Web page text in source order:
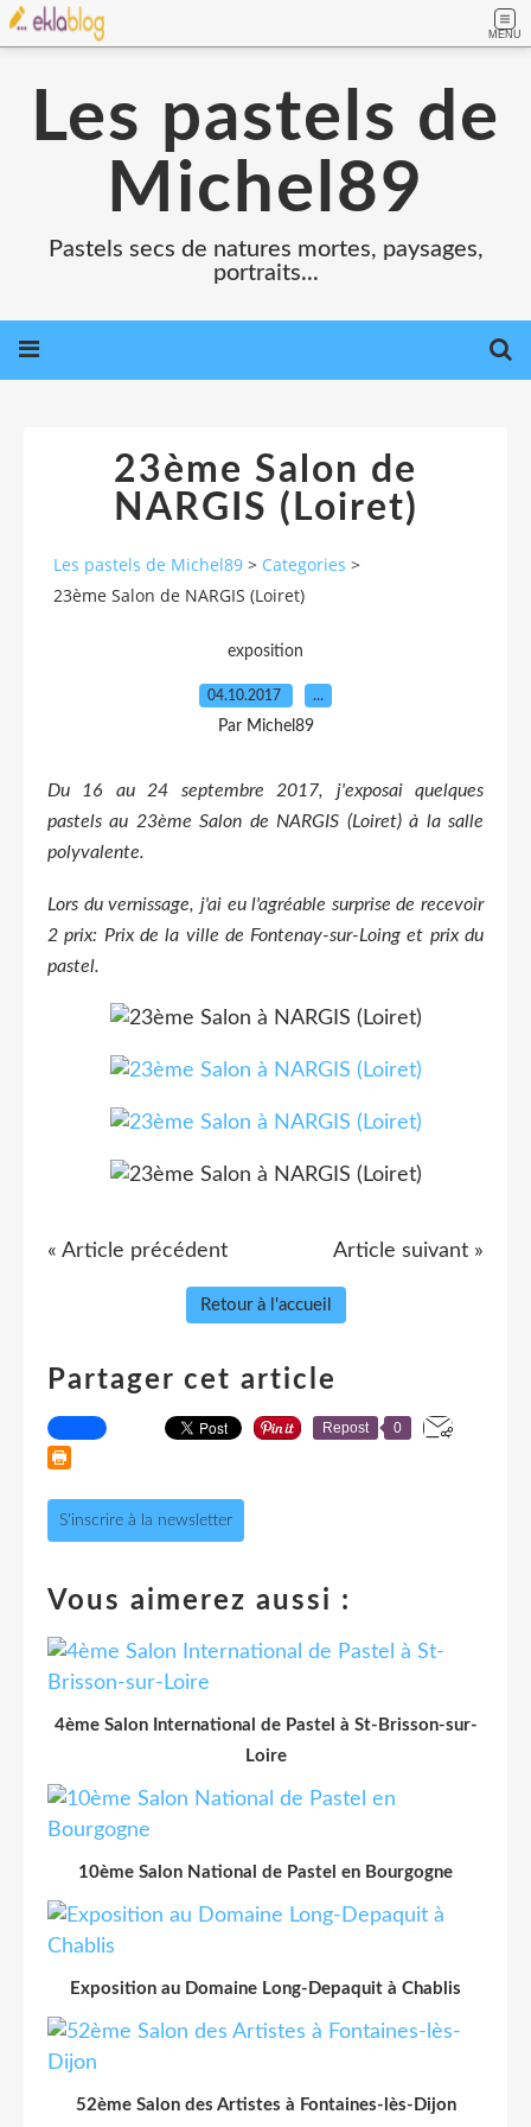
MENU
Les pastels de
Michel89
Pastels secs de natures mortes, paysages,
portraits...
23ème Salon de
NARGIS (Loiret)
Les pastels de Michel89 > Categories >
23ème Salon de NARGIS (Loiret)
exposition
04.10.2017 …
Par Michel89
Du 16 au 24 septembre 2017, j'exposai quelques
pastels au 23ème Salon de NARGIS (Loiret) à la salle
polyvalente.
Lors du vernissage, j'ai eu l'agréable surprise de recevoir
2 prix: Prix de la ville de Fontenay-sur-Loing et prix du
pastel.
« Article précédent Article suivant »
Retour à l'accueil
Partager cet article
Repost 0
S'inscrire à la newsletter
Vous aimerez aussi :
4ème Salon International de Pastel à St-Brisson-sur-
Loire
10ème Salon National de Pastel en Bourgogne
Exposition au Domaine Long-Depaquit à Chablis
52ème Salon des Artistes à Fontaines-lès-Dijon